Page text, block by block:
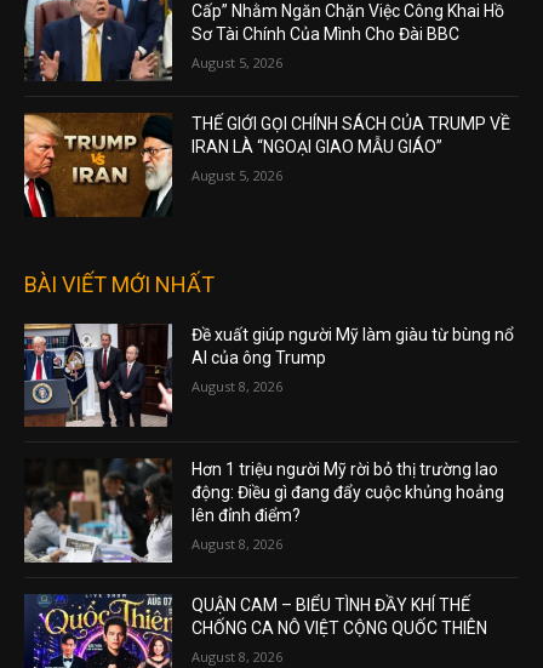
Cấp” Nhằm Ngăn Chặn Việc Công Khai Hồ
Sơ Tài Chính Của Mình Cho Đài BBC
August 5, 2026
THẾ GIỚI GỌI CHÍNH SÁCH CỦA TRUMP VỀ
IRAN LÀ “NGOẠI GIAO MẪU GIÁO”
August 5, 2026
BÀI VIẾT MỚI NHẤT
Đề xuất giúp người Mỹ làm giàu từ bùng nổ
AI của ông Trump
August 8, 2026
Hơn 1 triệu người Mỹ rời bỏ thị trường lao
động: Điều gì đang đẩy cuộc khủng hoảng
lên đỉnh điểm?
August 8, 2026
QUẬN CAM – BIỂU TÌNH ĐẦY KHÍ THẾ
CHỐNG CA NÔ VIỆT CỘNG QUỐC THIÊN
August 8, 2026